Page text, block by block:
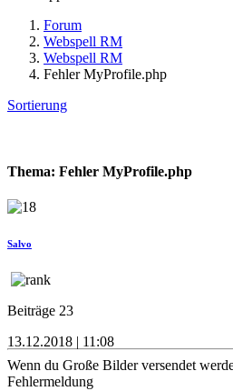
Forum
Webspell RM
Webspell RM
Fehler MyProfile.php
Sortierung
Thema: Fehler MyProfile.php
Salvo
Beiträge 23
13.12.2018 | 11:08
Wenn du Große Bilder versendet
Fehlermeldung